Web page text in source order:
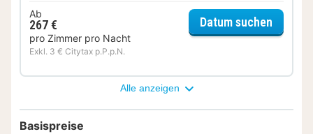
Ab
267 €
pro Zimmer pro Nacht
Exkl. 3 € Citytax p.P.p.N.
Datum suchen
Alle anzeigen
Basispreise